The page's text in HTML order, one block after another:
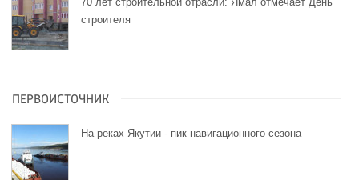
строителя
ПЕРВОИСТОЧНИК
На реках Якутии - пик навигационного сезона